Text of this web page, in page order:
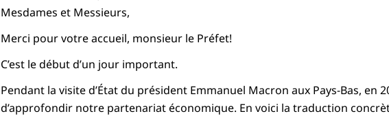
Mesdames et Messieurs,
Merci pour votre accueil, monsieur le Préfet!
C’est le début d’un jour important.
Pendant la visite d’État du président Emmanuel Macron aux Pays-Bas, en
d’approfondir notre partenariat économique. En voici la traduction